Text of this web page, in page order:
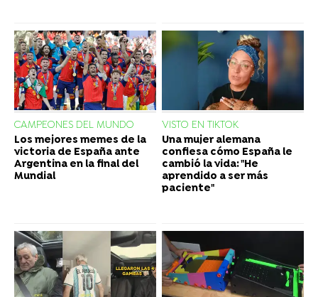
CAMPEONES DEL MUNDO
Los mejores memes de la
victoria de España ante
Argentina en la final del
Mundial
VISTO EN TIKTOK
Una mujer alemana
confiesa cómo España le
cambió la vida: "He
aprendido a ser más
paciente"